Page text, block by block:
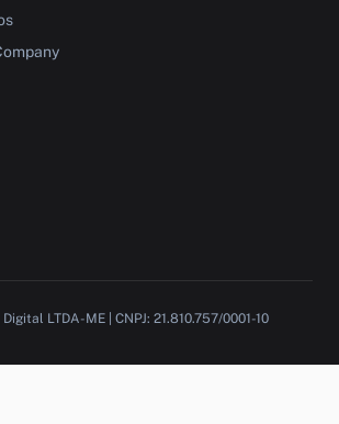
LTDA-ME | CNPJ: 21.810.757/0001-10